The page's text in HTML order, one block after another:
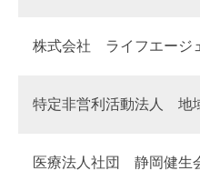
株式会社 ライフエージ
特定非営利活動法人 地
医療法人社団 静岡健生